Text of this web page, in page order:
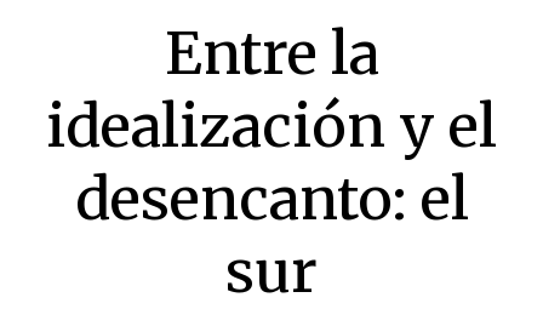
Entre la
idealización y el
desencanto: el
sur